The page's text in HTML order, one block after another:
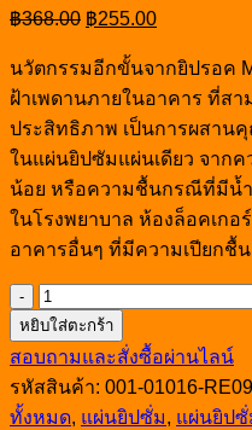
฿368.00 Original
price
was:
฿368.00.
฿255.00Current
price
฿255.00.
นวัตกรรมอีกขั้นจากยิปรอค
ฝ้าเพดานภายในอาคาร ที่ส
ประสิทธิภาพ เป็นการผสาน
ในแผ่นยิปซัมแผ่นเดียว จาก
น้อย หรือความชื้นกรณีที่มีน้
ในโรงพยาบาล ห้องล็อคเกอ
อาคารอื่นๆ ที่มีความเปียกชื้น
จำนวน
แผ่น
ยิปซัม
ยิ
ปรอค
หยิบใส่ตะกร้า
สอบถามและสั่งซื้อผ่านไลน์
รหัสสินค้า: 001-01016-
ทั้งหมด, แผ่นยิปซั่ม, แผ่นยิปซั่